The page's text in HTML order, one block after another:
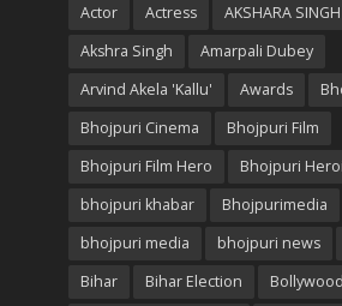
Actor Actress
AKSHARA SINGH
Akshra Singh
Amarpali Dubey
Arvind Akela 'Kallu'
Awards
Bhojpuri Cinema
Bhojpuri Film
Bhojpuri Film Hero
Bhojpuri
bhojpuri khabar
Bhojpurimedia
bhojpuri media
bhojpuri news
Bihar
Bihar Election
Bollywood